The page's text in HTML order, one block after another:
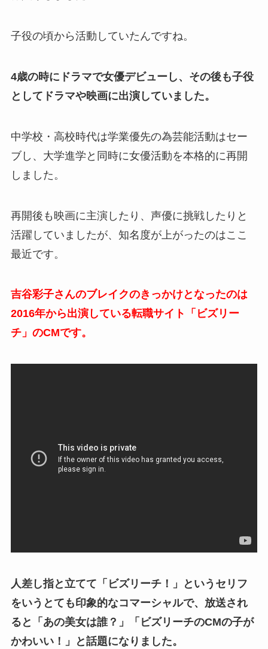
子役の頃から活動していたんですね。
4歳の時にドラマで女優デビューし、その後も子役
としてドラマや映画に出演していました。
中学校・高校時代は学業優先の為芸能活動はセー
ブし、大学進学と同時に女優活動を本格的に再開
しました。
再開後も映画に主演したり、声優に挑戦したりと
活躍していましたが、知名度が上がったのはここ
最近です。
吉谷彩子さんのブレイクのきっかけとなったのは
2016年から出演している転職サイト「ビズリー
チ」のCMです。
人差し指と立てて「ビズリーチ！」というセリフ
をいうとても印象的なコマーシャルで、放送され
ると「あの美女は誰？」「ビズリーチのCMの子が
かわいい！」と話題になりました。